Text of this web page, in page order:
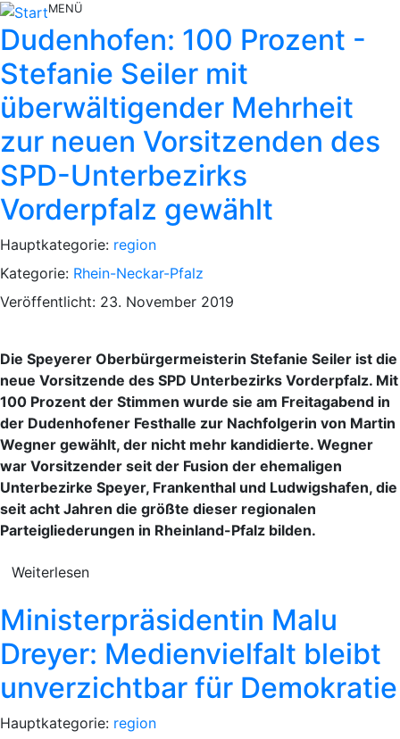
MENÜ
Dudenhofen: 100 Prozent -
Stefanie Seiler mit
überwältigender Mehrheit
zur neuen Vorsitzenden des
SPD-Unterbezirks
Vorderpfalz gewählt
Hauptkategorie: region
Kategorie: Rhein-Neckar-Pfalz
Veröffentlicht: 23. November 2019
Die Speyerer Oberbürgermeisterin Stefanie Seiler ist die
neue Vorsitzende des SPD Unterbezirks Vorderpfalz. Mit
100 Prozent der Stimmen wurde sie am Freitagabend in
der Dudenhofener Festhalle zur Nachfolgerin von Martin
Wegner gewählt, der nicht mehr kandidierte. Wegner
war Vorsitzender seit der Fusion der ehemaligen
Unterbezirke Speyer, Frankenthal und Ludwigshafen, die
seit acht Jahren die größte dieser regionalen
Parteigliederungen in Rheinland-Pfalz bilden.
Weiterlesen
Ministerpräsidentin Malu
Dreyer: Medienvielfalt bleibt
unverzichtbar für Demokratie
Hauptkategorie: region